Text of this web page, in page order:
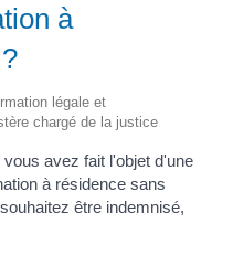
à
légale et
chargé de la justice
avez fait l'objet d'une
à résidence sans
être indemnisé,